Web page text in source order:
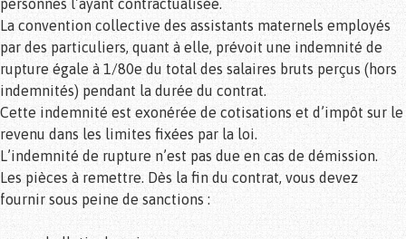
personnes l’ayant contractualisée.
La convention collective des assistants maternels employés
par des particuliers, quant à elle, prévoit une indemnité de
rupture égale à 1/80e du total des salaires bruts perçus (hors
indemnités) pendant la durée du contrat.
Cette indemnité est exonérée de cotisations et d’impôt sur le
revenu dans les limites fixées par la loi.
L’indemnité de rupture n’est pas due en cas de démission.
Les pièces à remettre. Dès la fin du contrat, vous devez
fournir sous peine de sanctions :